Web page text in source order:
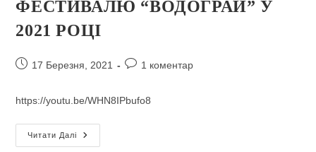
ФЕСТИВАЛЮ “ВОДОГРАЙ” У
2021 РОЦІ
Запис17 Березня, 2021
Коментарі
1 коментар
https://youtu.be/WHN8IPbufo8
Читати Далі
НАГОРОДЖЕННЯ
ПРИЗЕРІВ